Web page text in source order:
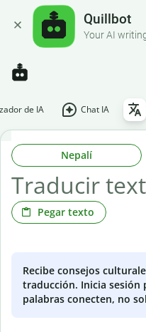
Quillbot
Your AI
de IA Chat IA
Nepalí
Pegar texto
Recibe consejos
traducción. Inicia sesión
palabras conecten, no